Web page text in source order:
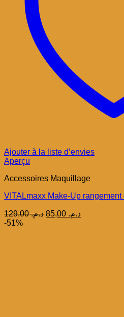
Ajouter à la liste d’envies
Aperçu
Accessoires Maquillage
VITALmaxx Make-Up
د.م.129,00
Le
د.م.Le
-51%